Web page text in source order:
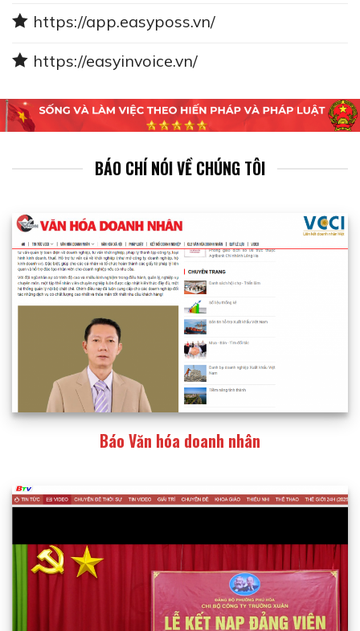
https://app.easyposs.vn/
https://easyinvoice.vn/
BÁO CHÍ NÓI VỀ CHÚNG TÔI
Báo Văn hóa doanh nhân